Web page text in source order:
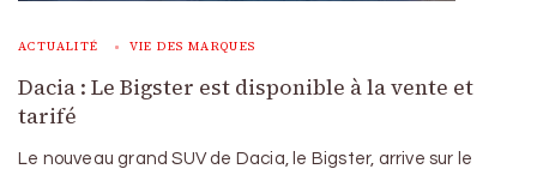
ACTUALITÉ VIE DES MARQUES
Dacia : Le Bigster est disponible à la vente et
tarifé
Le nouveau grand SUV de Dacia, le Bigster, arrive sur le